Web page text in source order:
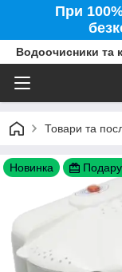
При
Водоочисники та
Товари та
Новинка